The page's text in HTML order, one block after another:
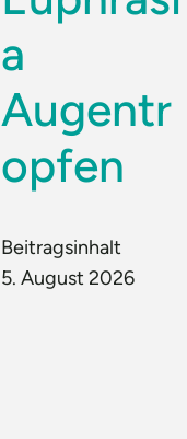
a
Augentr
opfen
Beitragsinhalt
5. August 2026